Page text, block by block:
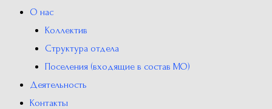
О нас
Коллектив
Структура отдела
Поселения (входящие в состав МО)
Деятельность
Контакты